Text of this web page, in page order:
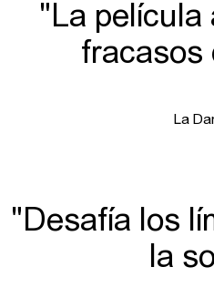
"La película
fracasos
La
"Desafía los
la